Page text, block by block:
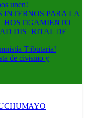
unen!
INTERNOS PARA LA
HOSTIGAMIENTO
DISTRITAL DE
Tributaria!
de civismo y